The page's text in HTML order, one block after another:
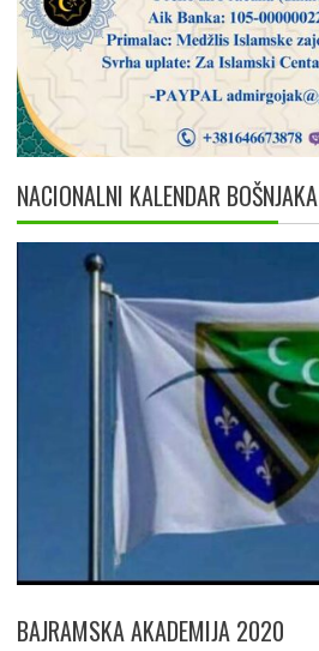
NACIONALNI KALENDAR BOŠNJAKA
BAJRAMSKA AKADEMIJA 2020